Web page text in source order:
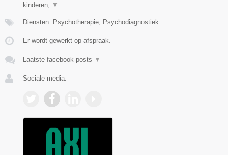
kinderen,
▼
Diensten: Psychotherapie, Psychodiagnostiek
Er wordt gewerkt op afspraak.
Laatste facebook posts ▼
Sociale media: